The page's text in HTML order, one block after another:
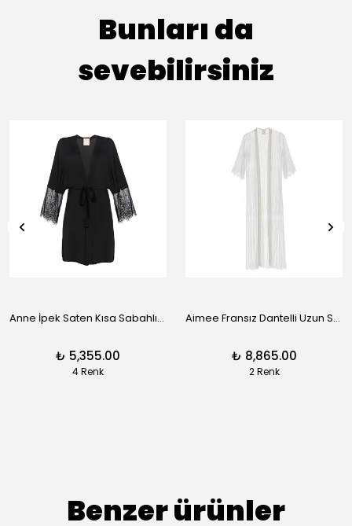
Bunları da
sevebilirsiniz
Anne İpek Saten Kısa Sabahlık - Siyah
₺ 5,355.00
4 Renk
Aimee Fransız Dantelli Uzun Sabahlık - Siyah
₺ 8,865.00
2 Renk
Benzer ürünler